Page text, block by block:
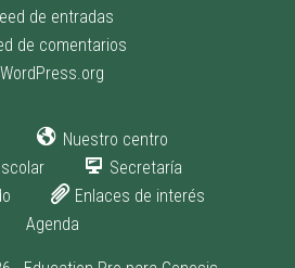
de entradas
de comentarios
WordPress.org
Nuestro centro
Secretaría
Enlaces de interés
Agenda